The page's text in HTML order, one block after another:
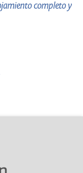
completo y